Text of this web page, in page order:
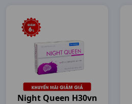
Night Queen H30vn